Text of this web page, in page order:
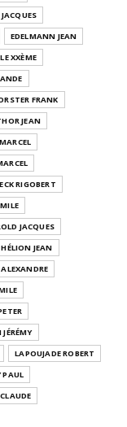
EDELMANN JEAN
XXÈME
FRANK
JEAN
RIGOBERT
JACQUES
HÉLION JEAN
LAPOUJADE ROBERT
PAUL